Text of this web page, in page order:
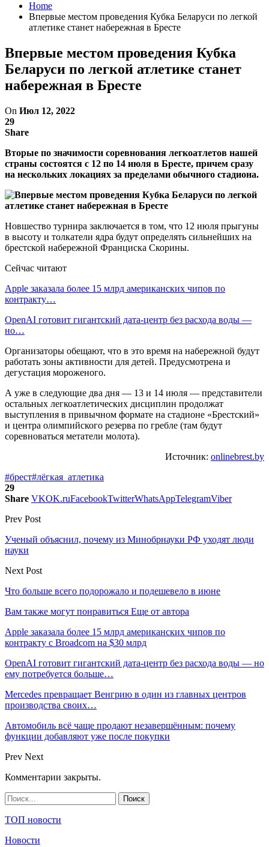
Home
Впервые местом проведения Кубка Беларуси по легкой
атлетике станет набережная в Бресте
Впервые местом проведения Кубка
Беларуси по легкой атлетике станет
набережная в Бресте
On Июл 12, 2022
29
Share
Вторые по значимости соревнования легкоатлетов нашей
страны состоятся с 12 по 14 июля в Бресте, причем сразу
на нескольких локациях за пределами обычного стадиона.
Новшество турнира заключается в том, что 12 июля прыгуны
в высоту и толкатели ядра будут определять сильнейших на
брестской набережной Франциска Скорины.
Сейчас читают
Apple заказала более 15 млрд американских чипов по
контракту…
OpenAI готовит гигантский дата-центр без расхода воды —
но…
Организаторы обещают, что в это время на набережной будут
работать зоны активности для детей. Предусмотрена и
дегустация мороженого.
А уже в следующие два дня — 13 и 14 июля — представители
остальных легкоатлетических дисциплин продолжат
выступления в привычном формате на стадионе «Брестский»
и центра олимпийского резерва по гребле (там будут
соревноваться метатели молота).
Источник: onlinebrest.by
#брест#лёгкая_атлетика
29
Share VKOK.ruFacebookTwitterWhatsAppTelegramViber
Prev Post
Ученый объяснил, почему из Минобрнауки РФ уходят люди
науки
Next Post
Что больше всего подорожало и подешевело в июне
Вам также могут понравиться Еще от автора
Apple заказала более 15 млрд американских чипов по
контракту с Broadcom на $30 млрд
OpenAI готовит гигантский дата-центр без расхода воды — но
ему потребуется больше…
Mercedes превращает Венгрию в один из главных центров
производства своих…
Автомобиль всё чаще продают незавершённым: почему
функции добавляют уже после покупки
Prev Next
Комментарии закрыты.
ТОП новости
Новости